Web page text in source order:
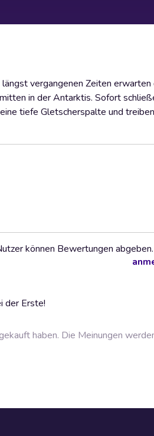
vergangenen Zeiten erwarten
in der Antarktis. Sofort
tiefe Gletscherspalte und
der Erste!
können Bewertungen
haben. Die Meinungen